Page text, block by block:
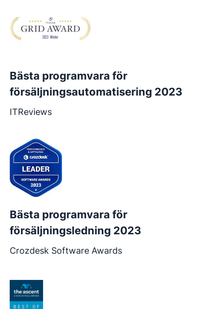
Bästa programvara för
försäljningsautomatisering 2023
ITReviews
Bästa programvara för
försäljningsledning 2023
Crozdesk Software Awards